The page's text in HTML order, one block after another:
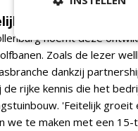
werking
noemt deze
Zoals de lezer
dankzij
de rijke kennis die het
'Feitelijk
we te maken met een